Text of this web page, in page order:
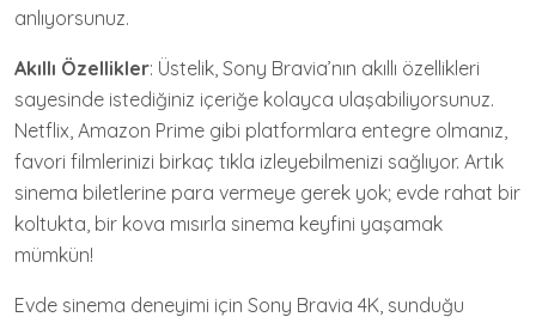
anlıyorsunuz.
Akıllı Özellikler: Üstelik, Sony Bravia’nın akıllı özellikleri
sayesinde istediğiniz içeriğe kolayca ulaşabiliyorsunuz.
Netflix, Amazon Prime gibi platformlara entegre olmanız,
favori filmlerinizi birkaç tıkla izleyebilmenizi sağlıyor. Artık
sinema biletlerine para vermeye gerek yok; evde rahat bir
koltukta, bir kova mısırla sinema keyfini yaşamak
mümkün!
Evde sinema deneyimi için Sony Bravia 4K, sunduğu